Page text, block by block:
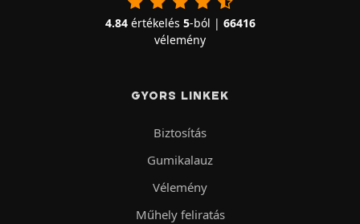
4.84értékelés 5-ból | 66416
vélemény
GYORS LINKEK
Biztosítás
Gumikalauz
Vélemény
Műhely feliratás